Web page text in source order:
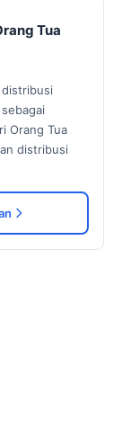
Tua
distribusi
Orang Tua
distribusi